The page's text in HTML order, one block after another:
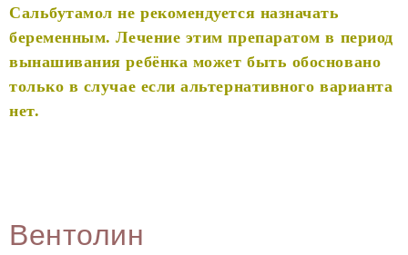
Сальбутамол не рекомендуется назначать
беременным. Лечение этим препаратом в период
вынашивания ребёнка может быть обосновано
только в случае если альтернативного варианта
нет.
Вентолин